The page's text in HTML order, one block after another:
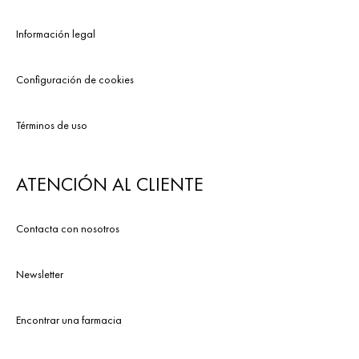
Información legal
Configuración de cookies
Términos de uso
ATENCIÓN AL CLIENTE
Contacta con nosotros
Newsletter
Encontrar una farmacia